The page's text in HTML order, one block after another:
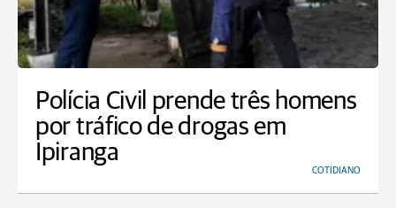
Polícia Civil prende três homens
por tráfico de drogas em
Ipiranga
COTIDIANO